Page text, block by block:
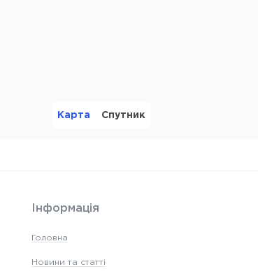
Карта Спутник
Інформація
Головна
Новини та статті